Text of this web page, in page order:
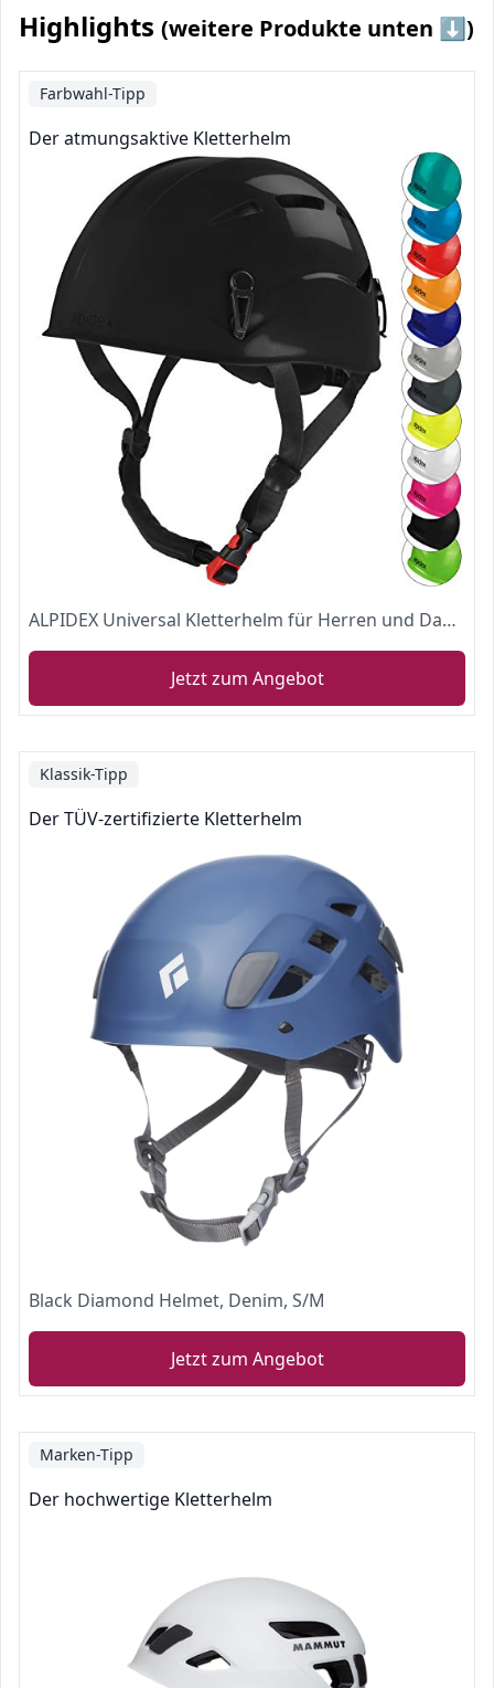
Highlights (weitere Produkte unten ⬇️)
Farbwahl-Tipp
Der atmungsaktive Kletterhelm
ALPIDEX Universal Kletterhelm für Herren und Damen Klettersteighelm in unterschiedlichen Farben, Farbe:Black
Jetzt zum Angebot
Klassik-Tipp
Der TÜV-zertifizierte Kletterhelm
Black Diamond Helmet, Denim, S/M
Jetzt zum Angebot
Marken-Tipp
Der hochwertige Kletterhelm